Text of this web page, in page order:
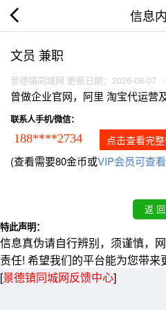
信息
文员 兼职
景德镇同城网 更新日期：2026-08-07
曾做企业官网，阿里 淘宝代运营
联系人手机/微信：
188****2734 点击查看完
(查看需要80金币或VIP会员可查看
特此声明：
信息真伪请自行辨别，须谨慎，
责任! 希望我们的平台能为您带来
[景德镇同城网反馈中心]